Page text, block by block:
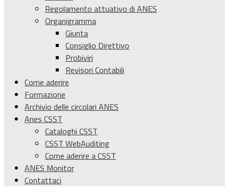
Regolamento attuativo di ANES
Organigramma
Giunta
Consiglio Direttivo
Probiviri
Revisori Contabili
Come aderire
Formazione
Archivio delle circolari ANES
Anes CSST
Cataloghi CSST
CSST WebAuditing
Come aderire a CSST
ANES Monitor
Contattaci